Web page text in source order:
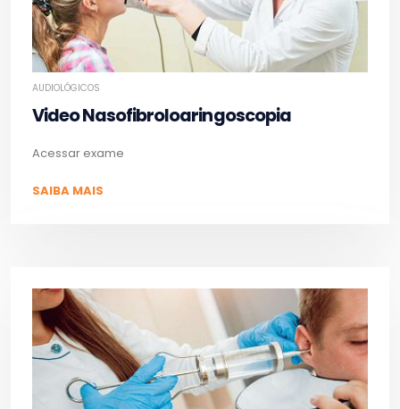
AUDIOLÓGICOS
Video Nasofibroloaringoscopia
Acessar exame
SAIBA MAIS